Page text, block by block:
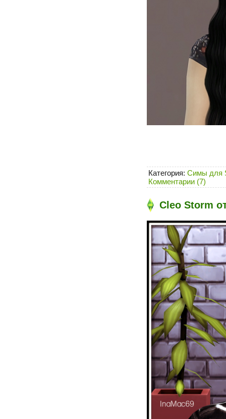
Категория: Симы для
Комментарии (7)
Cleo Storm